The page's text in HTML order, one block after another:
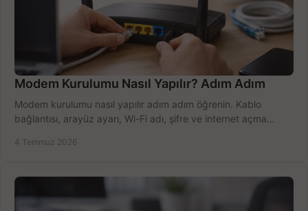
Modem Kurulumu Nasıl Yapılır? Adım Adım
Modem kurulumu nasıl yapılır adım adım öğrenin. Kablo
bağlantısı, arayüz ayarı, Wi-Fi adı, şifre ve internet açma
4 Temmuz 2026